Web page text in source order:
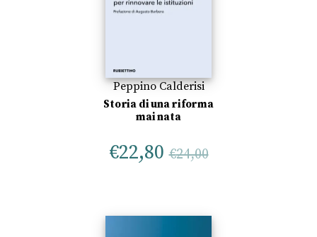
Peppino Calderisi
Storia di una riforma
mai nata
€22,80 €24,00